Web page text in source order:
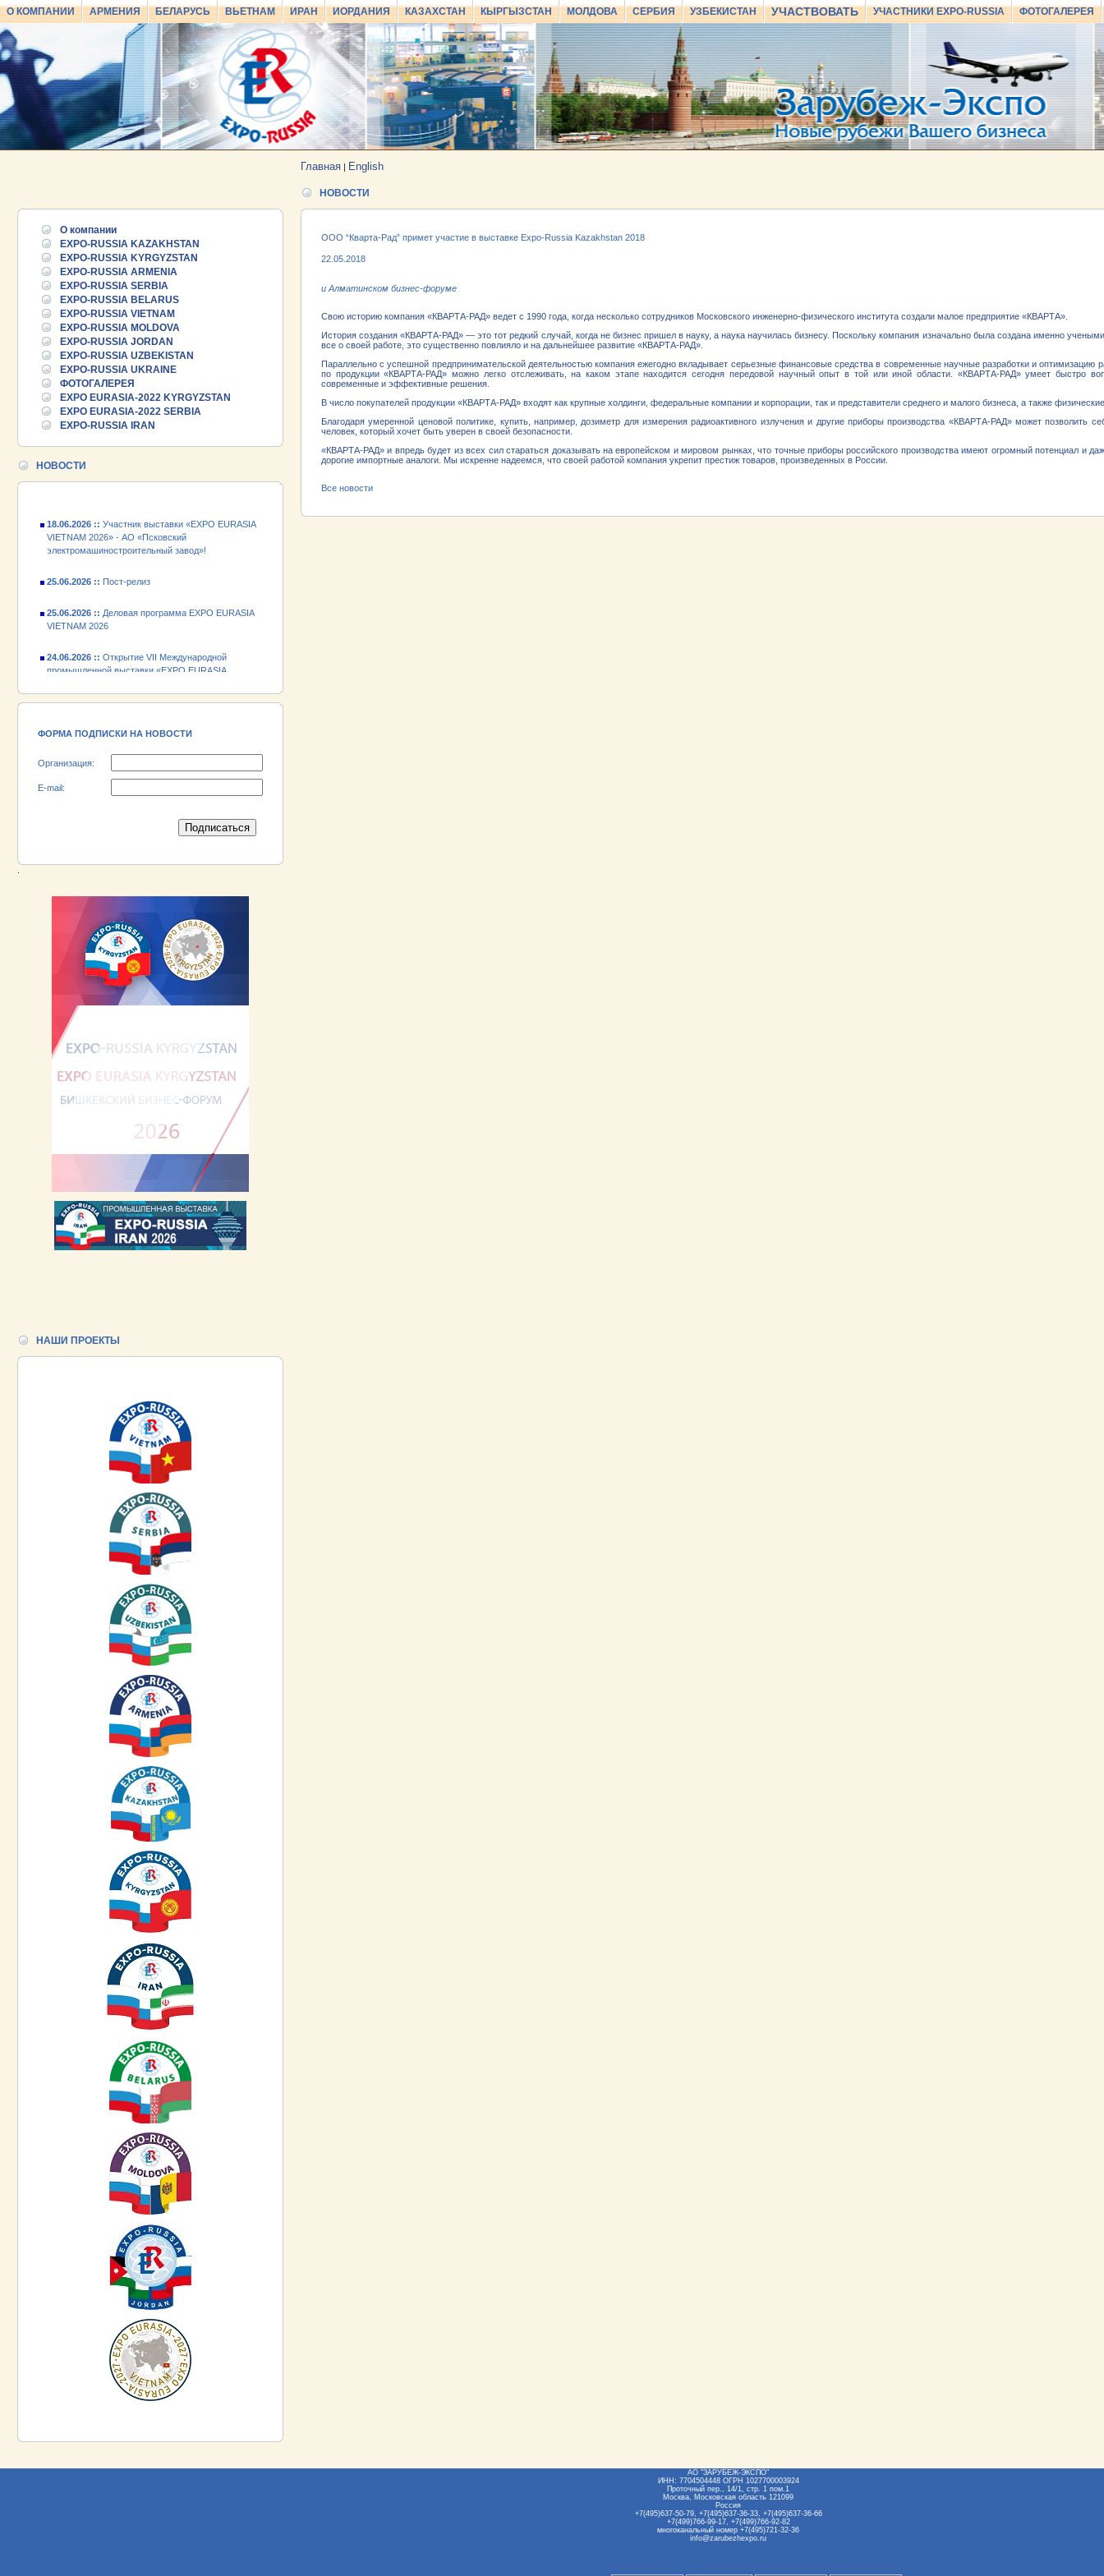
О КОМПАНИИ АРМЕНИЯ БЕЛАРУСЬ ВЬЕТНАМ ИРАН ИОРДАНИЯ КАЗАХСТАН КЫРГЫЗСТАН МОЛДОВА СЕРБИЯ УЗБЕКИСТАН УЧАСТВОВАТЬ УЧАСТНИКИ EXPO-RUSSIA ФОТОГАЛЕРЕЯ
Главная | English
О компании
EXPO-RUSSIA KAZAKHSTAN
EXPO-RUSSIA KYRGYZSTAN
EXPO-RUSSIA ARMENIA
EXPO-RUSSIA SERBIA
EXPO-RUSSIA BELARUS
EXPO-RUSSIA VIETNAM
EXPO-RUSSIA MOLDOVA
EXPO-RUSSIA JORDAN
EXPO-RUSSIA UZBEKISTAN
EXPO-RUSSIA UKRAINE
ФОТОГАЛЕРЕЯ
EXPO EURASIA-2022 KYRGYZSTAN
EXPO EURASIA-2022 SERBIA
EXPO-RUSSIA IRAN
НОВОСТИ
25.06.2026 ::Пост-релиз
25.06.2026 ::Деловая программа EXPO EURASIA
VIETNAM 2026
промышленной выставки «EXPO EURASIA
VIETNAM 2026»
VIETNAM 2026» - АО «Псковский
электромашиностроительный завод»!
VIETNAM 2026
промышленной выставки «EXPO EURASIA
VIETNAM 2026»
18.06.2026 ::Участник выставки «EXPO EURASIA
электромашиностроительный завод»!
ФОРМА ПОДПИСКИ НА НОВОСТИ
Организация:
E-mail:
НАШИ ПРОЕКТЫ
НОВОСТИ
ООО “Кварта-Рад” примет участие в выставке Expo-Russia Kazakhstan 2018
22.05.2018
и Алматинском бизнес-форуме
Свою историю компания «КВАРТА-РАД» ведет с 1990 года, когда несколько сотрудников Московского инженерно-физического института создали малое предприятие «КВАРТА».
История создания «КВАРТА-РАД» — это тот редкий случай, когда не бизнес пришел в науку, а наука научилась бизнесу. Поскольку компания изначально была создана именно
все о своей работе, это существенно повлияло и на дальнейшее развитие «КВАРТА-РАД».
Параллельно с успешной предпринимательской деятельностью компания ежегодно вкладывает серьезные финансовые средства в современные научные разработки и оптимизацию
по продукции «КВАРТА-РАД» можно легко отслеживать, на каком этапе находится сегодня передовой научный опыт в той или иной области. «КВАРТА-РАД» умеет быстро
современные и эффективные решения.
В число покупателей продукции «КВАРТА-РАД» входят как крупные холдинги, федеральные компании и корпорации, так и представители среднего и малого бизнеса, а также
Благодаря умеренной ценовой политике, купить, например, дозиметр для измерения радиоактивного излучения и другие приборы производства «КВАРТА-РАД» может позволить
человек, который хочет быть уверен в своей безопасности.
«КВАРТА-РАД» и впредь будет из всех сил стараться доказывать на европейском и мировом рынках, что точные приборы российского производства имеют огромный потенциал и
дорогие импортные аналоги. Мы искренне надеемся, что своей работой компания укрепит престиж товаров, произведенных в России.
Все новости
АО "ЗАРУБЕЖ-ЭКСПО"
ИНН: 7704504448 ОГРН 1027700003924
Проточный пер., 14/1, стр. 1 пом.1
Москва, Московская область 121099
Россия
+7(495)637-50-79, +7(495)637-36-33, +7(495)637-36-66
+7(499)766-99-17, +7(499)766-92-82
многоканальный номер +7(495)721-32-36
info@zarubezhexpo.ru